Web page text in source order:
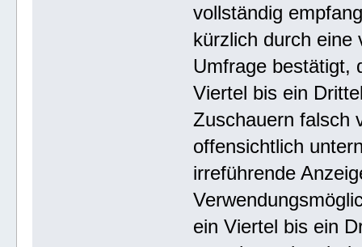
vollständig
kürzlich durch eine
Umfrage bestätigt,
Viertel bis ein
Zuschauern falsch
offensichtlich
irreführende
ein Viertel bis ein